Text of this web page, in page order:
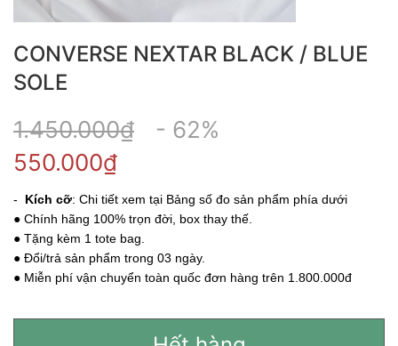
CONVERSE NEXTAR BLACK / BLUE
SOLE
1.450.000₫
- 62%
550.000₫
- Kích cỡ: Chi tiết xem tại Bảng số đo sản phẩm phía dưới
● Chính hãng 100% trọn đời, box thay thế.
● Tặng kèm 1 tote bag.
● Đổi/trả sản phẩm trong 03 ngày.
● Miễn phí vận chuyển toàn quốc đơn hàng trên 1.800.000đ